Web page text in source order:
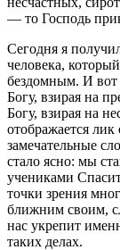
— то Господь
Сегодня я
человека,
бездомным. И
Богу, взирая на
Богу, взирая на
отображается
замечательные
стало ясно: мы
учениками
точки зрения
ближним своим,
нас укрепит
таких делах.